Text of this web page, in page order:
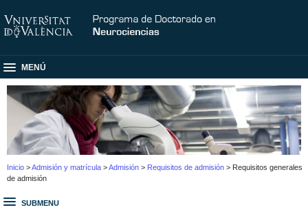
MENÚ
Inicio >Admisión y matrícula >Admisión > Requisitos de admisión > Requisitos generales
de admisión
SUBMENU